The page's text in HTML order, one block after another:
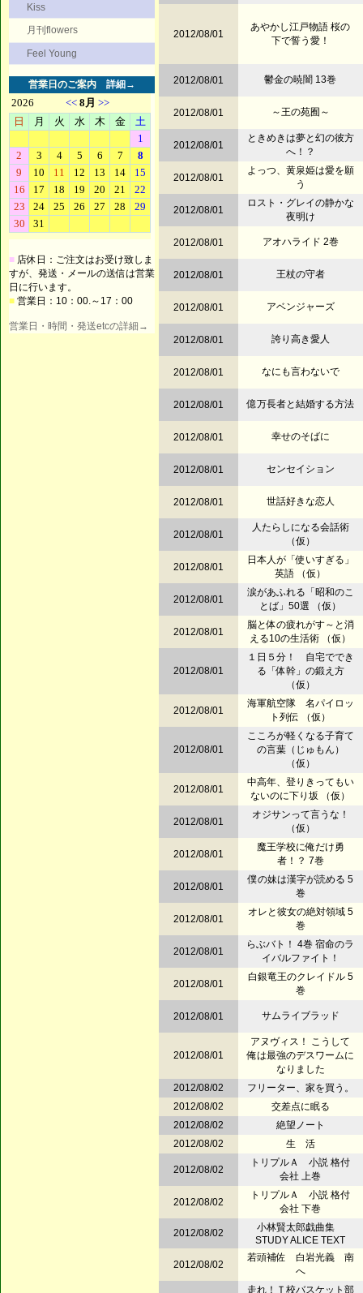
Kiss
月刊flowers
Feel Young
営業日のご案内 詳細→
■ 店休日：ご注文はお受け致しま
すが、発送・メールの送信は営業
日に行います。
■ 営業日：10：00.～17：00
営業日・時間・発送etcの詳細→
2012/08/01
あやかし江戸物語 桜の
下で誓う愛！
2012/08/01 鬱金の暁闇 13巻
2012/08/01 ～王の苑囿～
2012/08/01
ときめきは夢と幻の彼方
へ！？
2012/08/01
よっつ、黄泉姫は愛を願
う
2012/08/01
ロスト・グレイの静かな
夜明け
2012/08/01 アオハライド 2巻
2012/08/01 王杖の守者
2012/08/01 アベンジャーズ
2012/08/01 誇り高き愛人
2012/08/01 なにも言わないで
2012/08/01 億万長者と結婚する方法
2012/08/01 幸せのそばに
2012/08/01 センセイション
2012/08/01 世話好きな恋人
2012/08/01
人たらしになる会話術
（仮）
2012/08/01
日本人が「使いすぎる」
英語 （仮）
2012/08/01
涙があふれる「昭和のこ
とば」50選 （仮）
2012/08/01
脳と体の疲れがす～と消
える10の生活術 （仮）
2012/08/01
１日５分！ 自宅ででき
る「体幹」の鍛え方
（仮）
2012/08/01
海軍航空隊 名パイロッ
ト列伝 （仮）
2012/08/01
こころが軽くなる子育て
の言葉（じゅもん）
（仮）
2012/08/01
中高年、登りきってもい
ないのに下り坂 （仮）
2012/08/01
オジサンって言うな！
（仮）
2012/08/01
魔王学校に俺だけ勇
者！？ 7巻
2012/08/01
僕の妹は漢字が読める 5
巻
2012/08/01
オレと彼女の絶対領域 5
巻
2012/08/01
らぶバト！ 4巻 宿命のラ
イバルファイト！
2012/08/01
白銀竜王のクレイドル 5
巻
2012/08/01 サムライブラッド
2012/08/01
アヌヴィス！ こうして
俺は最強のデスワームに
なりました
2012/08/02
フリーター、家を買う。
2012/08/02
交差点に眠る
2012/08/02
絶望ノート
2012/08/02
生 活
2012/08/02
トリプルＡ 小説 格付
会社 上巻
2012/08/02
トリプルＡ 小説 格付
会社 下巻
2012/08/02
小林賢太郎戯曲集
STUDY ALICE TEXT
2012/08/02
若頭補佐 白岩光義 南
へ
走れ！Ｔ校バスケット部